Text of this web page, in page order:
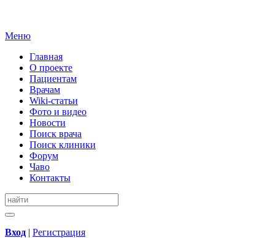
Меню
Главная
О проекте
Пациентам
Врачам
Wiki-статьи
Фото и видео
Новости
Поиск врача
Поиск клиники
Форум
Чаво
Контакты
Вход | Регистрация